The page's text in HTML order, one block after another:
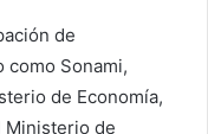
de
como Sonami,
de Economía,
Ministerio de